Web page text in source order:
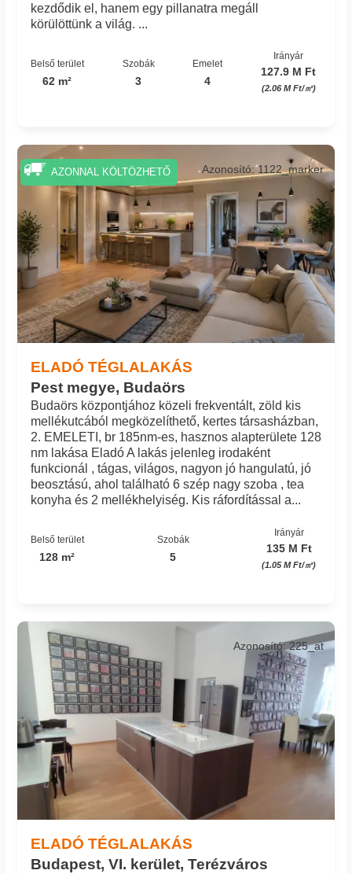
kezdődik el, hanem egy pillanatra megáll
körülöttünk a világ. ...
Belső terület
62 m²
Szobák
3
Emelet
4
Irányár
127.9 M Ft
(2.06 M Ft/㎡)
ELADÓ TÉGLALAKÁS
Pest megye, Budaörs
Azonosító: 1122_marker
Budaörs központjához közeli frekventált, zöld kis
mellékutcából megközelíthető, kertes társasházban,
2. EMELETI, br 185nm-es, hasznos alapterülete 128
nm lakása Eladó A lakás jelenleg irodaként
funkcionál , tágas, világos, nagyon jó hangulatú, jó
beosztású, ahol található 6 szép nagy szoba , tea
konyha és 2 mellékhelyiség. Kis ráfordítással a...
Belső terület
128 m²
Szobák
5
Irányár
135 M Ft
(1.05 M Ft/㎡)
AZONNAL KÖLTÖZHETŐ
ELADÓ TÉGLALAKÁS
Budapest, VI. kerület, Terézváros
Azonosító: 225_at